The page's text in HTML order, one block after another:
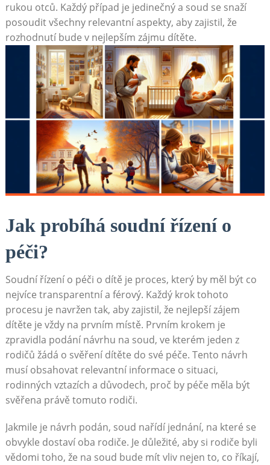
rukou otců. Každý případ je jedinečný a soud se snaží
posoudit všechny relevantní aspekty, aby zajistil, že
rozhodnutí bude v nejlepším zájmu dítěte.
Jak probíhá soudní řízení o
péči?
Soudní řízení o péči o dítě je proces, který by měl být co
nejvíce transparentní a férový. Každý krok tohoto
procesu je navržen tak, aby zajistil, že nejlepší zájem
dítěte je vždy na prvním místě. Prvním krokem je
zpravidla podání návrhu na soud, ve kterém jeden z
rodičů žádá o svěření dítěte do své péče. Tento návrh
musí obsahovat relevantní informace o situaci,
rodinných vztazích a důvodech, proč by péče měla být
svěřena právě tomuto rodiči.
Jakmile je návrh podán, soud nařídí jednání, na které se
obvykle dostaví oba rodiče. Je důležité, aby si rodiče byli
vědomi toho, že na soud bude mít vliv nejen to, co říkají,